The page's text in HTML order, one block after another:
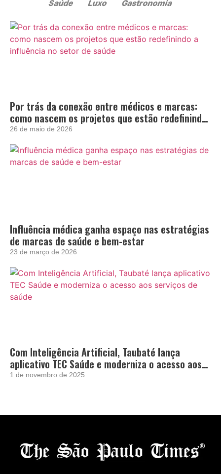
Por trás da conexão entre médicos e marcas:
como nascem os projetos que estão redefinindo
a influência no setor de saúde
26 de maio de 2026
Influência médica ganha espaço nas estratégias
de marcas de saúde e bem-estar
23 de março de 2026
Com Inteligência Artificial, Taubaté lança
aplicativo TEC Saúde e moderniza o acesso aos
serviços de saúde
1 de novembro de 2025